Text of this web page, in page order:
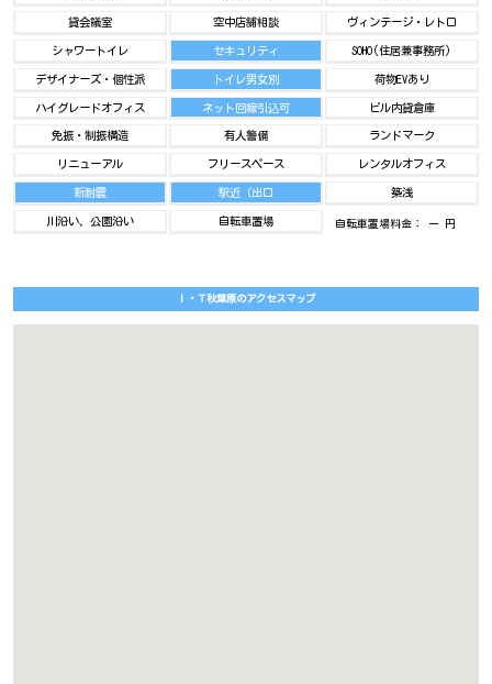
貸会議室 空中店舗相談 ヴィンテージ・レトロ
シャワートイレ セキュリティ SOHO(住居兼事務所)
デザイナーズ・個性派 トイレ男女別 荷物EVあり
ハイグレードオフィス ネット回線引込可 ビル内貸倉庫
免振・制振構造 有人警備 ランドマーク
リニューアル フリースペース レンタルオフィス
新耐震 駅近（出口 築浅
川沿い、公園沿い 自転車置場 自転車置場料金： ー 円
Ｉ・Ｔ秋葉原のアクセスマップ